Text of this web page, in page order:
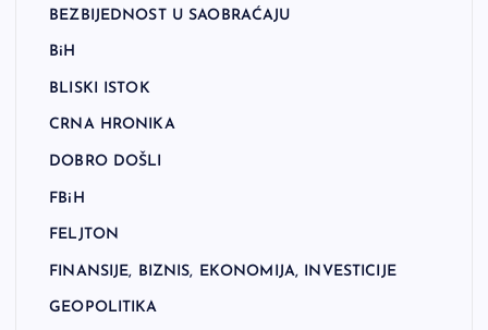
BEZBIJEDNOST U SAOBRAĆAJU
BiH
BLISKI ISTOK
CRNA HRONIKA
DOBRO DOŠLI
FBiH
FELJTON
FINANSIJE, BIZNIS, EKONOMIJA, INVESTICIJE
GEOPOLITIKA